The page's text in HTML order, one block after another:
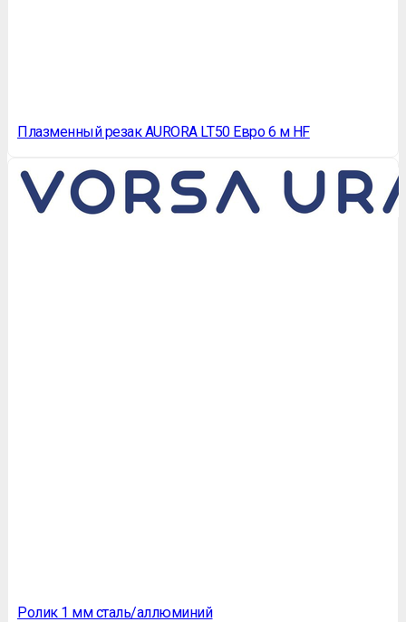
Плазменный резак AURORA LT50 Евро 6 м HF
Ролик 1 мм сталь/аллюминий